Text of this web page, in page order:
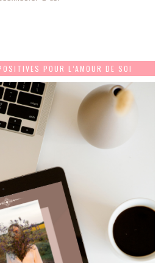
POUR L’AMOUR DE SOI